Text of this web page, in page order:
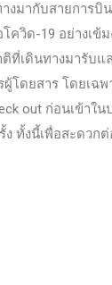
มากับสายการบิ
วิด-19 อย่างเข้
ที่เดินทางมารับแ
โดยสาร โดยเฉ
out ก่อนเข้า
ทั้งนี้เพื่อสะดวก